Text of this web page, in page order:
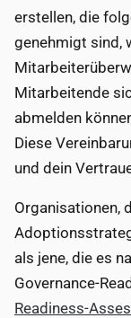
erstellen, die
genehmigt sind,
Mitarbeitende
abmelden
Diese
und dein
Organisationen,
als jene, die es
Governance-
Readiness-